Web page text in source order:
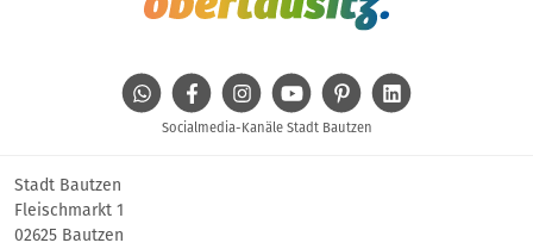
WhatsAppFacebookInstagramYoutube Pinterest
Socialmedia-Kanäle Stadt Bautzen
Stadt Bautzen
Fleischmarkt 1
02625 Bautzen